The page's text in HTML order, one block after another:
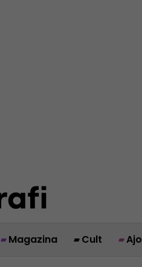
Magazina Cult Ajo